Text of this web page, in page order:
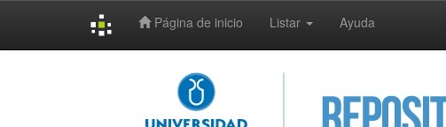
Página de inicio Listar Ayuda